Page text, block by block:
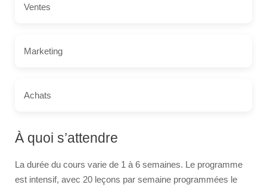
Ventes
Marketing
Achats
À quoi s’attendre
La durée du cours varie de 1 à 6 semaines. Le programme
est intensif, avec 20 leçons par semaine programmées le